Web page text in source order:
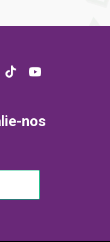
Tik- Youtube
nos